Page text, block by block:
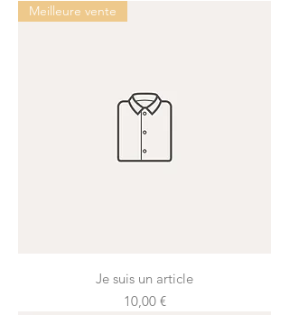
Meilleure vente
Je suis un article
Prix
10,00 €